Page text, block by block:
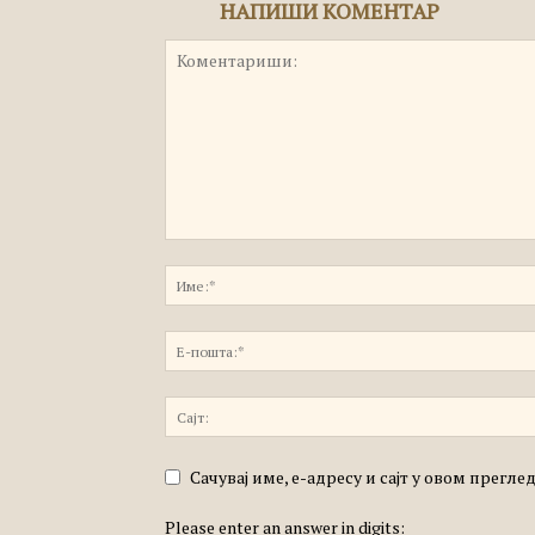
НАПИШИ КОМЕНТАР
Сачувај име, е-адресу и сајт у овом
Please enter an answer in digits: